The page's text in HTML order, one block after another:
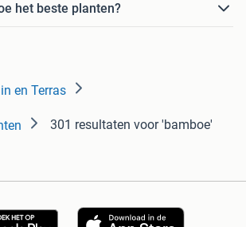
het beste planten?
en Terras
301 resultaten voor 'bamboe'